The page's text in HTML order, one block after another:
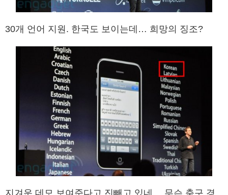
30개 언어 지원. 한국도 보이는데… 희망의 징조?